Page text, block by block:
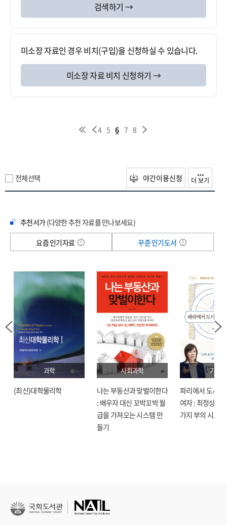
검색하기 →
미소장 자료인 경우 비치(구입)을 신청하실 수 있습니다.
미소장 자료 비치 신청하기 →
4 5 6 7 8
전체선택 야간이용신청 더 보기
추천서가(다양한 추천 자료를 만나보세요)
요즘 인기자료
꾸준 인기도서
과학
(최신)대학물리학
사회과학
나는 부동산과 맞벌이한다
: 배우자 대신 꼬박꼬박 월
급을 가져오는 시스템 만
들기
기술
파리에서 도시락
여자 : 최정상으
가지 부의 시크릿